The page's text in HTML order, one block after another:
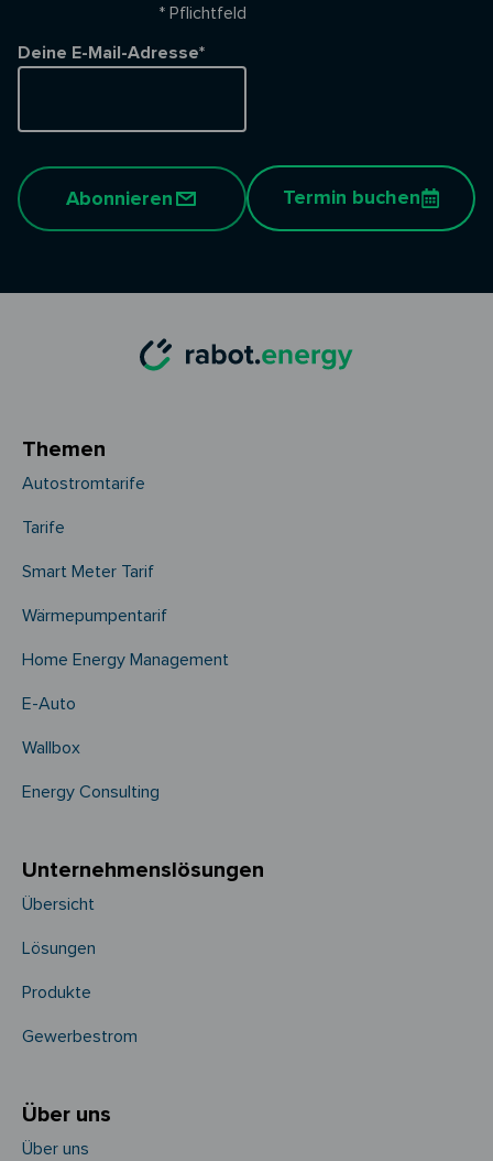
* Pflichtfeld
Deine E-Mail-Adresse*
Abonnieren Termin buchen
Themen
Autostromtarife
Tarife
Smart Meter Tarif
Wärmepumpentarif
Home Energy Management
E-Auto
Wallbox
Energy Consulting
Unternehmens­­lösungen
Übersicht
Lösungen
Produkte
Gewerbestrom
Über uns
Über uns